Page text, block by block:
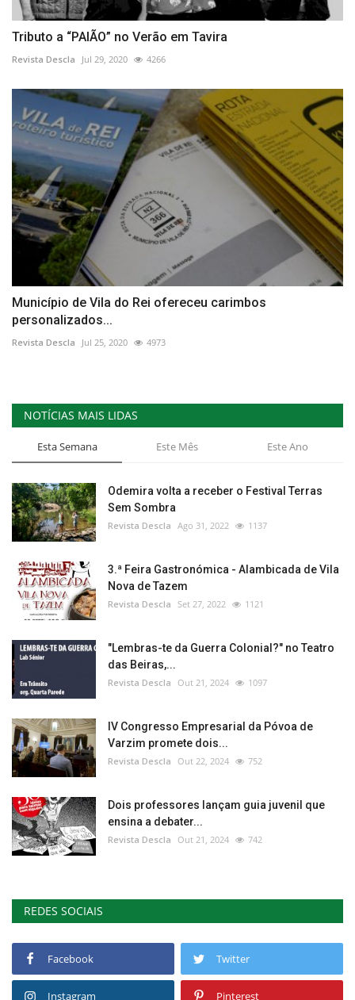
Tributo a “PAIÃO” no Verão em Tavira
Revista Descla Jul 29, 2020 4266
Município de Vila do Rei ofereceu carimbos
personalizados...
Revista Descla Jul 25, 2020 4973
NOTÍCIAS MAIS LIDAS
Esta Semana Este Mês Este Ano
Odemira volta a receber o Festival Terras
Sem Sombra
Revista Descla Ago 31, 2022 1137
3.ª Feira Gastronómica - Alambicada de Vila
Nova de Tazem
Revista Descla Set 27, 2022 1121
"Lembras-te da Guerra Colonial?" no Teatro
das Beiras,...
Revista Descla Out 21, 2024 1097
IV Congresso Empresarial da Póvoa de
Varzim promete dois...
Revista Descla Out 22, 2024 752
Dois professores lançam guia juvenil que
ensina a debater...
Revista Descla Out 21, 2024 742
REDES SOCIAIS
Facebook Twitter
Instagram Pinterest